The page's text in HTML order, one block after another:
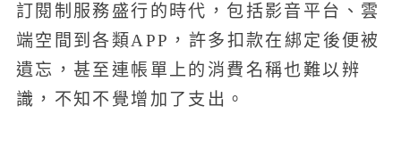
訂閱制服務盛行的時代，包括影音平台、雲
端空間到各類APP，許多扣款在綁定後便被
遺忘，甚至連帳單上的消費名稱也難以辨
識，不知不覺增加了支出。